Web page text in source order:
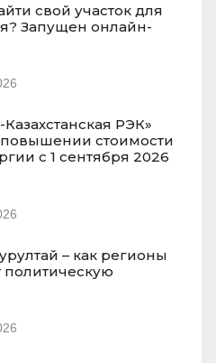
свой участок для
Запущен онлайн-
РЭК»
стоимости
с 1 сентября 2026
– как регионы